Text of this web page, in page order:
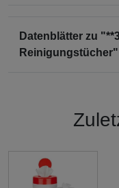
Datenblätter zu
Reinigungstücher"